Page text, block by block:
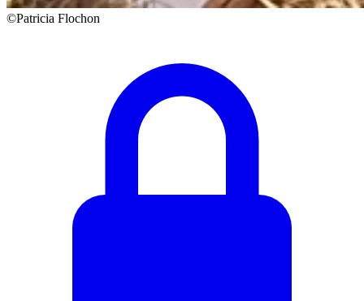
©Patricia Flochon